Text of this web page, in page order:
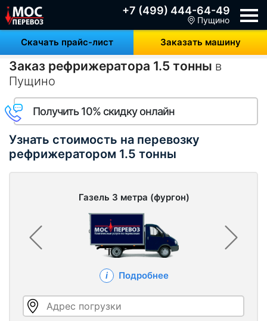
+7 (499) 444-64-49
Скачать прайс-лист Заказать машину
Пущино
Заказ рефрижератора 1.5 тонны в
Пущино
Получить 10% скидку онлайн
Узнать стоимость на перевозку
рефрижератором 1.5 тонны
Газель 3 метра (фургон)
Подробнее
Адрес погрузки